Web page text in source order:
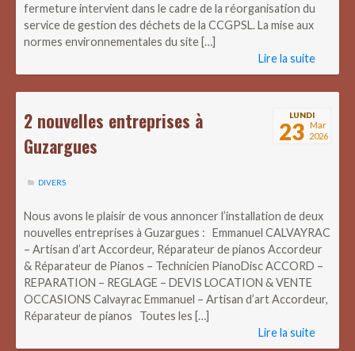
fermeture intervient dans le cadre de la réorganisation du
service de gestion des déchets de la CCGPSL. La mise aux
normes environnementales du site […]
Lire la suite
LUNDI
23 Mar
2026
2 nouvelles entreprises à
Guzargues
DIVERS
Nous avons le plaisir de vous annoncer l’installation de deux
nouvelles entreprises à Guzargues : Emmanuel CALVAYRAC
– Artisan d’art Accordeur, Réparateur de pianos Accordeur
& Réparateur de Pianos – Technicien PianoDisc ACCORD –
REPARATION – REGLAGE – DEVIS LOCATION & VENTE
OCCASIONS Calvayrac Emmanuel – Artisan d’art Accordeur,
Réparateur de pianos Toutes les […]
Lire la suite